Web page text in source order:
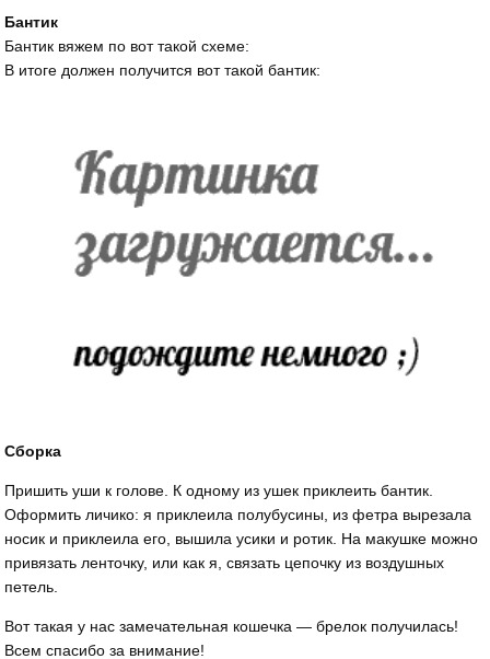
Бантик
Бантик вяжем по вот такой схеме:
В итоге должен получится вот такой бантик:
Сборка
Пришить уши к голове. К одному из ушек приклеить бантик.
Оформить личико: я приклеила полубусины, из фетра вырезала
носик и приклеила его, вышила усики и ротик. На макушке можно
привязать ленточку, или как я, связать цепочку из воздушных
петель.
Вот такая у нас замечательная кошечка — брелок получилась!
Всем спасибо за внимание!